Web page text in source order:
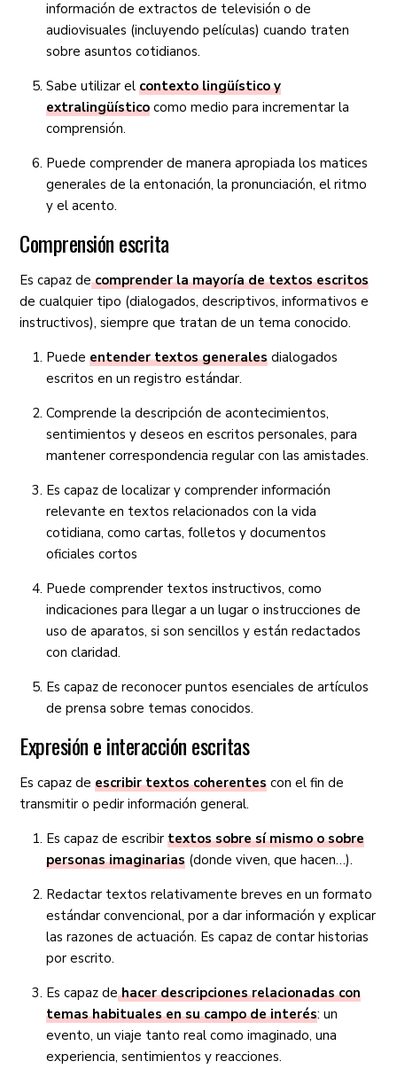
información de extractos de televisión o de
audiovisuales (incluyendo películas) cuando traten
sobre asuntos cotidianos.
Sabe utilizar elcontexto lingüístico y
extralingüístico como medio para incrementar la
comprensión.
Puede comprender de manera apropiada los matices
generales de la entonación, la pronunciación, el ritmo
y el acento.
Comprensión escrita
Es capaz decomprender la mayoría de textos escritos
de cualquier tipo (dialogados, descriptivos, informativos e
instructivos), siempre que tratan de un tema conocido.
Puedeentender textos generales dialogados
escritos en un registro estándar.
Comprende la descripción de acontecimientos,
sentimientos y deseos en escritos personales, para
mantener correspondencia regular con las amistades.
Es capaz de localizar y comprender información
relevante en textos relacionados con la vida
cotidiana, como cartas, folletos y documentos
oficiales cortos
Puede comprender textos instructivos, como
indicaciones para llegar a un lugar o instrucciones de
uso de aparatos, si son sencillos y están redactados
con claridad.
Es capaz de reconocer puntos esenciales de artículos
de prensa sobre temas conocidos.
Expresión e interacción escritas
Es capaz deescribir textos coherentes con el fin de
transmitir o pedir información general.
Es capaz de escribirtextos sobre sí mismo o sobre
personas imaginarias (donde viven, que hacen…).
Redactar textos relativamente breves en un formato
estándar convencional, por a dar información y explicar
las razones de actuación. Es capaz de contar historias
por escrito.
Es capaz dehacer descripciones relacionadas con
temas habituales en su campo de interés: un
evento, un viaje tanto real como imaginado, una
experiencia, sentimientos y reacciones.